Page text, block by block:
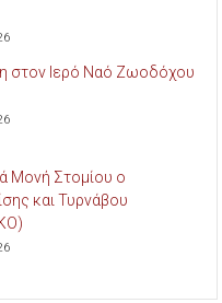
στον Ιερό Ναό Ζωοδόχου
Μονή Στομίου ο
και Τυρνάβου